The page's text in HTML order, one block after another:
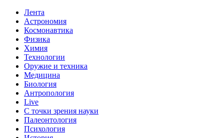
Лента
Астрономия
Космонавтика
Физика
Химия
Технологии
Оружие и техника
Медицина
Биология
Антропология
Live
С точки зрения науки
Палеонтология
Психология